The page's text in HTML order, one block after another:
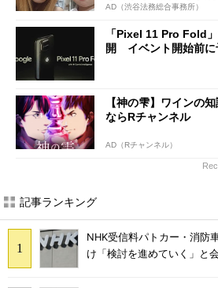
AD（渋谷法務総合事務所）
「Pixel 11 Pro Fold
開 イベント開始前に
【神の雫】ワインの
ならRチャンネル
AD（Rチャンネル）
記事ランキング
NHK受信料パトカー・消防
け「検討を進めていく」と